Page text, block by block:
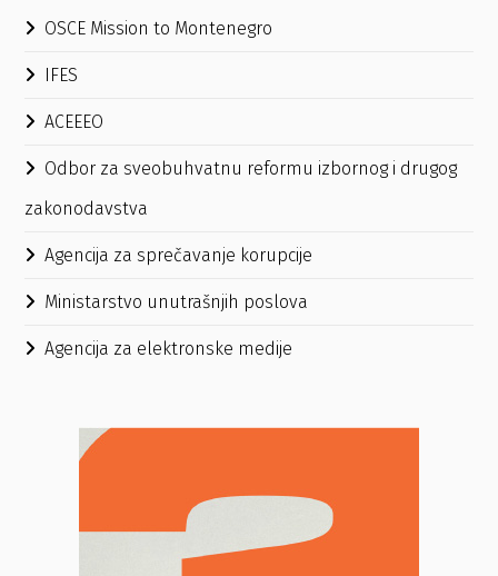
OSCE Mission to Montenegro
IFES
ACEEEO
Odbor za sveobuhvatnu reformu izbornog i drugog
zakonodavstva
Agencija za sprečavanje korupcije
Ministarstvo unutrašnjih poslova
Agencija za elektronske medije